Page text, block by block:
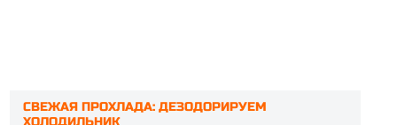
СВЕЖАЯ ПРОХЛАДА: ДЕЗОДОРИРУЕМ
ХОЛОДИЛЬНИК